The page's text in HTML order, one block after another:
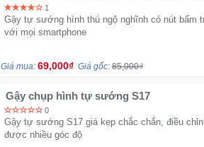
1
Gậy tự sướng hình thú ngộ nghĩnh có nút bấm
với mọi smartphone
Giá mua: 69,000₫ Giá gốc: 85,000₫
Gậy chụp hình tự sướng S17
0
Gậy tự sướng S17 giá kẹp chắc chắn, điều
được nhiều góc độ